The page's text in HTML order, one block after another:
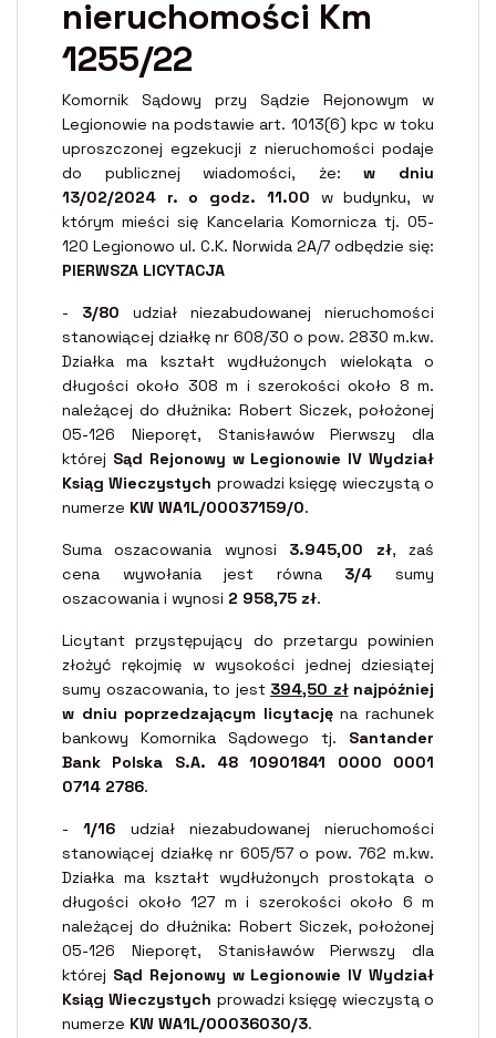
nieruchomości Km
1255/22
Komornik Sądowy przy Sądzie Rejonowym w
Legionowie na podstawie art. 1013(6) kpc w toku
uproszczonej egzekucji z nieruchomości podaje
do publicznej wiadomości, że:w dniu
13/02/2024 r. o godz. 11.00 w budynku, w
którym mieści się Kancelaria Komornicza tj. 05-
120 Legionowo ul. C.K. Norwida 2A/7 odbędzie się:
PIERWSZA LICYTACJA
- 3/80 udział niezabudowanej nieruchomości
stanowiącej działkę nr 608/30 o pow. 2830 m.kw.
Działka ma kształt wydłużonych wielokąta o
długości około 308 m i szerokości około 8 m.
należącej do dłużnika: Robert Siczek, położonej
05-126 Nieporęt, Stanisławów Pierwszy dla
której Sąd Rejonowy w Legionowie IV Wydział
Ksiąg Wieczystych prowadzi księgę wieczystą o
numerze KW WA1L/00037159/0.
Suma oszacowania wynosi 3.945,00 zł, zaś
cena wywołania jest równa 3/4 sumy
oszacowania i wynosi 2 958,75 zł.
Licytant przystępujący do przetargu powinien
złożyć rękojmię w wysokości jednej dziesiątej
sumy oszacowania, to jest 394,50 złnajpóźniej
w dniu poprzedzającym licytacjęna rachunek
bankowy Komornika Sądowego tj. Santander
Bank Polska S.A. 48 10901841 0000 0001
0714 2786.
-1/16 udział niezabudowanej nieruchomości
stanowiącej działkę nr 605/57 o pow. 762 m.kw.
Działka ma kształt wydłużonych prostokąta o
długości około 127 m i szerokości około 6 m
należącej do dłużnika: Robert Siczek, położonej
05-126 Nieporęt, Stanisławów Pierwszy dla
której Sąd Rejonowy w Legionowie IV Wydział
Ksiąg Wieczystych prowadzi księgę wieczystą o
numerze KW WA1L/00036030/3.